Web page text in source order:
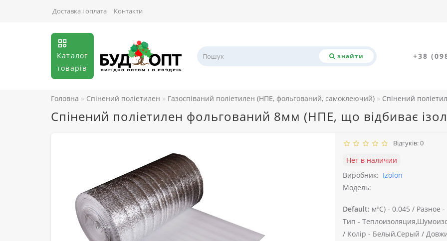
Доставка і оплата Контакти
Каталог
товарів
знайти +38
Головна Спінений поліетилен Газоспіваний поліетилен (НПЕ, фольгований, самоклеючий) Спінений
Спінений поліетилен фольгований 8мм (НПЕ, що відбиває
Відгуків: 0
Нет в наличии
Виробник: Izolon
Модель:
Default: мºС) - 0.045 / Разное -
Тип -
/ Колір - Белый,Серый /